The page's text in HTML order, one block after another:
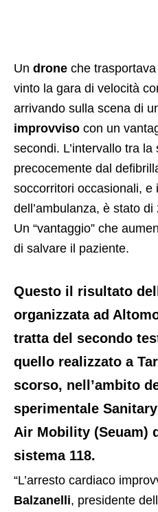
Un drone che trasportava
vinto la gara di velocità
arrivando sulla scena di
improvviso con un
secondi. L’intervallo tra
precocemente dal
soccorritori occasionali, e
dell’ambulanza, è stato
Un “vantaggio” che
di salvare il paziente.
Questo il risultato
organizzata ad
tratta del secondo
quello realizzato a
scorso, nell’ambito
sperimentale
Air Mobility (Seuam)
sistema 118.
“L’arresto cardiaco
Balzanelli, presidente